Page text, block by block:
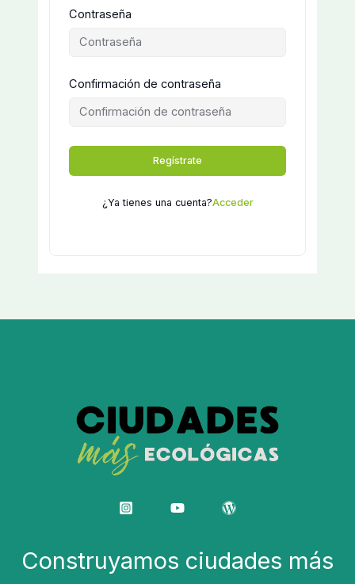
Contraseña
Confirmación de contraseña
Regístrate
¿Ya tienes una cuenta?Acceder
Construyamos ciudades más